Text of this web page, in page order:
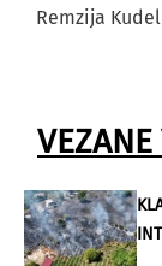
Remzija
VEZANE